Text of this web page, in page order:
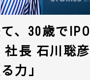
、30歳で
社長 石川聡
力」